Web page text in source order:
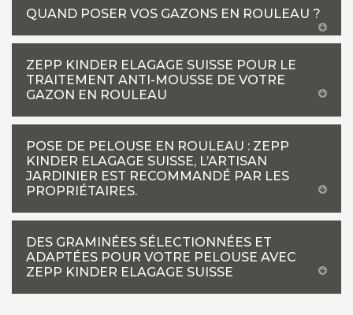
QUAND POSER VOS GAZONS EN ROULEAU ?
ZEPP KINDER ELAGAGE SUISSE POUR LE
TRAITEMENT ANTI-MOUSSE DE VOTRE
GAZON EN ROULEAU
POSE DE PELOUSE EN ROULEAU : ZEPP
KINDER ELAGAGE SUISSE, L’ARTISAN
JARDINIER EST RECOMMANDÉ PAR LES
PROPRIÉTAIRES.
DES GRAMINÉES SÉLECTIONNÉES ET
ADAPTÉES POUR VOTRE PELOUSE AVEC
ZEPP KINDER ELAGAGE SUISSE